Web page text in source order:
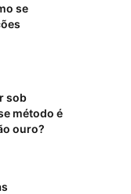
se
sob
método é
ouro?